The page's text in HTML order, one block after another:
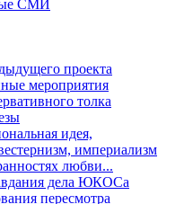
СМИ
проекта
мероприятия
толка
идея,
империализм
любви...
дела ЮКОСа
пересмотра